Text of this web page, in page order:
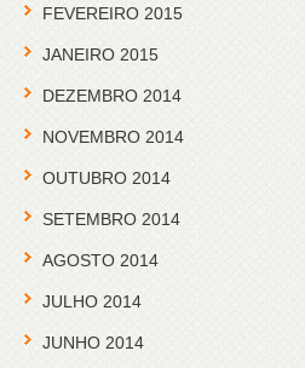
FEVEREIRO 2015
JANEIRO 2015
DEZEMBRO 2014
NOVEMBRO 2014
OUTUBRO 2014
SETEMBRO 2014
AGOSTO 2014
JULHO 2014
JUNHO 2014